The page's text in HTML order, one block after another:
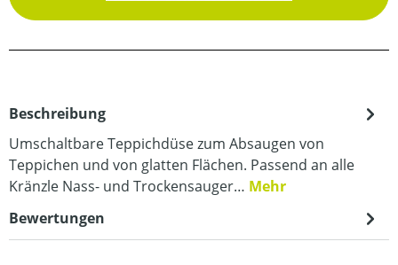
Beschreibung
Umschaltbare Teppichdüse zum Absaugen von
Teppichen und von glatten Flächen. Passend an alle
Kränzle Nass- und Trockensauger… Mehr
Bewertungen